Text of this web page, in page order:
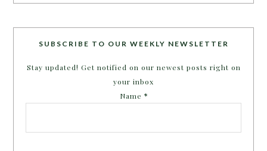
SUBSCRIBE TO OUR WEEKLY NEWSLETTER
Stay updated! Get notified on our newest posts right on
your inbox
Name *